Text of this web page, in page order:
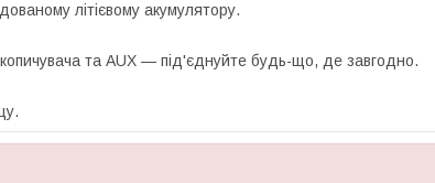
літієвому акумулятору.
та AUX — під'єднуйте будь-що, де завгодно.